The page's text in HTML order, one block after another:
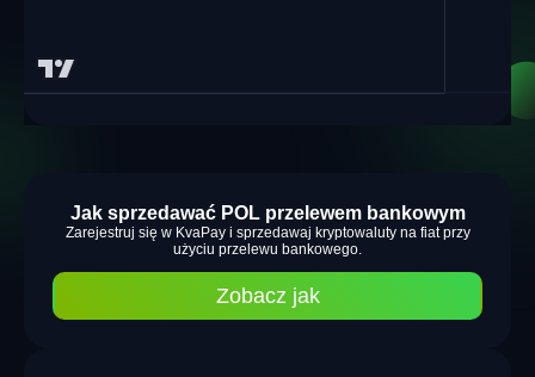
Jak sprzedawać POL przelewem bankowym
Zarejestruj się w KvaPay i sprzedawaj kryptowaluty na fiat przy
użyciu przelewu bankowego.
Zobacz jak